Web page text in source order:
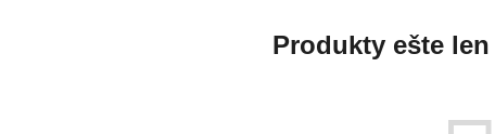
Produkty ešte